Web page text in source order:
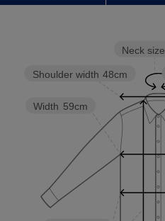
Neck size
Width 59cm
Shoulder width 48cm